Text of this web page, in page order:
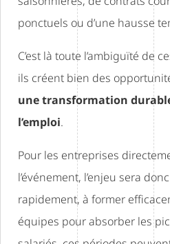
ponctuels ou d’une hausse
C’est là toute l’ambiguïté de
ils créent bien des
une transformation
l’emploi.
Pour les entreprises
l’événement, l’enjeu sera
rapidement, à former
équipes pour absorber les